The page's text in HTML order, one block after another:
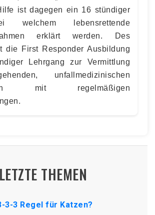
ist dagegen ein 16 stündiger
welchem lebensrettende
erklärt werden. Des
die First Responder Ausbildung
Lehrgang zur Vermittlung
unfallmedizinischen
mit regelmäßigen
LETZTE THEMEN
3-3 Regel für Katzen?